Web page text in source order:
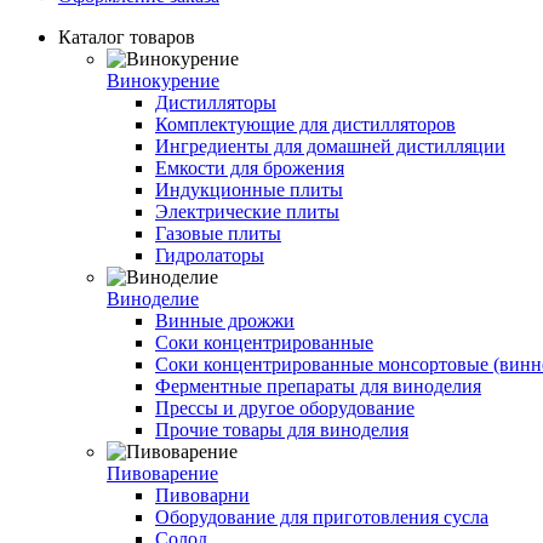
Каталог товаров
Винокурение
Дистилляторы
Комплектующие для дистилляторов
Ингредиенты для домашней дистилляции
Емкости для брожения
Индукционные плиты
Электрические плиты
Газовые плиты
Гидролаторы
Виноделие
Винные дрожжи
Соки концентрированные
Соки концентрированные монсортовые
Ферментные препараты для виноделия
Прессы и другое оборудование
Прочие товары для виноделия
Пивоварение
Пивоварни
Оборудование для приготовления сусла
Солод